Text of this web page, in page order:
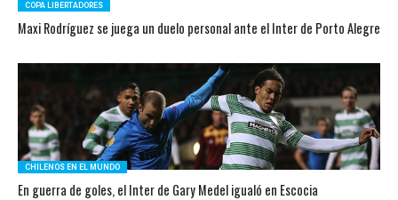
COPA LIBERTADORES
Maxi Rodríguez se juega un duelo personal ante el Inter de Porto Alegre
CHILENOS EN EL MUNDO
En guerra de goles, el Inter de Gary Medel igualó en Escocia